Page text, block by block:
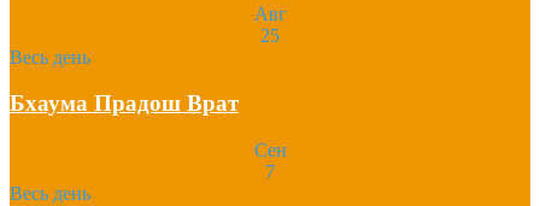
Авг
25
Весь день
Бхаума Прадош Врат
Сен
7
Весь день